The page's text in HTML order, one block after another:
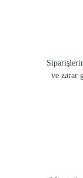
ve zarar